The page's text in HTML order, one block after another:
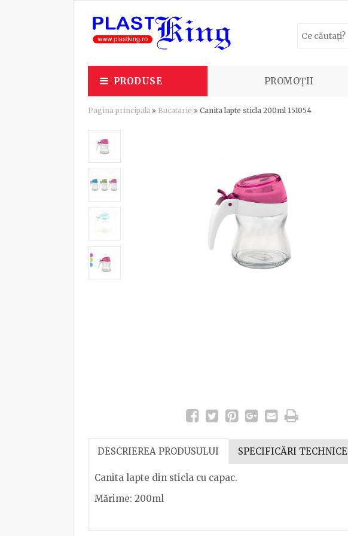
PRODUSE PROMOȚII
Pagina principală Bucatarie Canita lapte sticla 200ml 151054
DESCRIEREA PRODUSULUI SPECIFICĂRI TECHNICE
Canita lapte din sticla cu capac.
Mărime: 200ml